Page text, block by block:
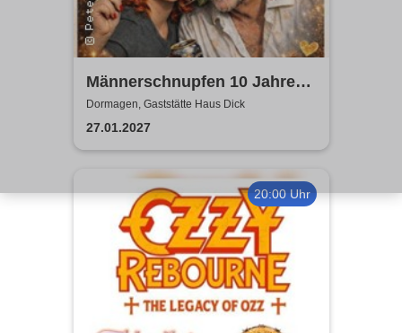
Männerschnupfen 10 Jahre
Jubiläumsshow
Dormagen, Gaststätte Haus Dick
27.01.2027
20:00 Uhr